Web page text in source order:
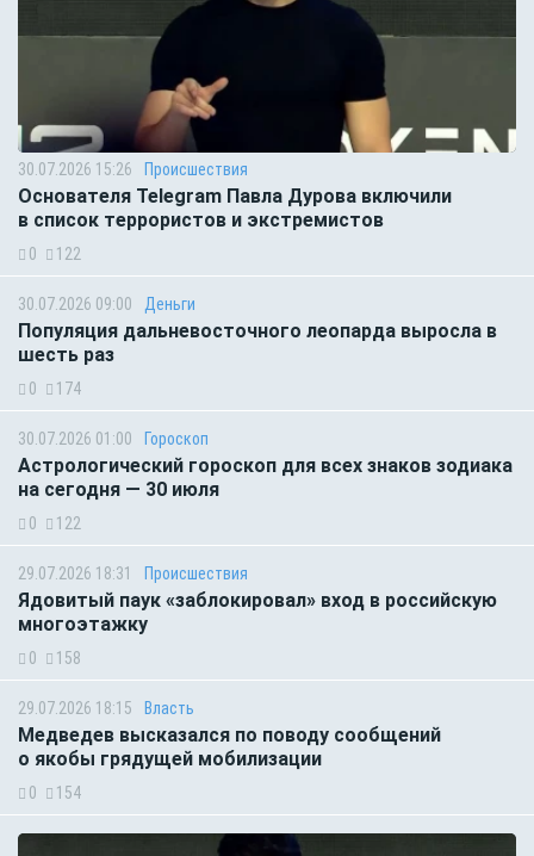
30.07.2026 15:26 Происшествия
Основателя Telegram Павла Дурова включили
в список террористов и экстремистов
0 122
30.07.2026 09:00 Деньги
Популяция дальневосточного леопарда выросла в
шесть раз
0 174
30.07.2026 01:00 Гороскоп
Астрологический гороскоп для всех знаков зодиака
на сегодня — 30 июля
0 122
29.07.2026 18:31 Происшествия
Ядовитый паук «заблокировал» вход в российскую
многоэтажку
0 158
29.07.2026 18:15 Власть
Медведев высказался по поводу сообщений
о якобы грядущей мобилизации
0 154